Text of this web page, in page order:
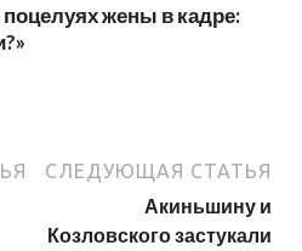
жены в кадре:
СЛЕДУЮЩАЯ СТАТЬЯ
Акиньшину и
Козловского застукали